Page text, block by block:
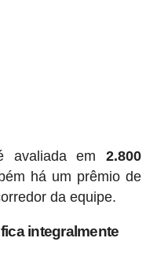
avaliada em2.800
há um prêmio de
da equipe.
integralmente